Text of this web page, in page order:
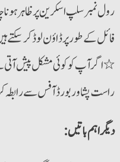
رول نمبر سلپ اسکرین پر ظاہر
فائل کے طور پر ڈاؤن لوڈ کر سکتے
٭اگر آپ کو کوئی مشکل پیش آتی
راست پشاور بورڈ آفس سے رابطہ
:دیگر اہم باتیں